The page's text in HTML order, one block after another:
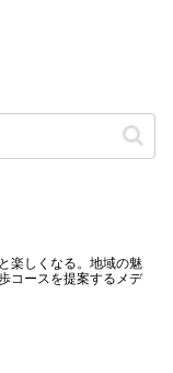
楽しくなる。地域の魅
コースを提案するメデ